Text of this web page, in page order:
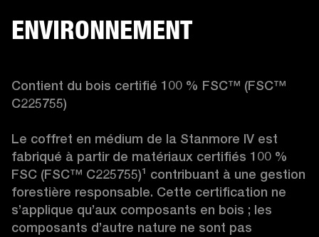
ENVIRONNEMENT
Contient du bois certifié 100 % FSC™ (FSC™
C225755)
Le coffret en médium de la Stanmore IV est
fabriqué à partir de matériaux certifiés 100 %
FSC (FSC™ C225755)¹ contribuant à une gestion
forestière responsable. Cette certification ne
s’applique qu’aux composants en bois ; les
composants d’autre nature ne sont pas